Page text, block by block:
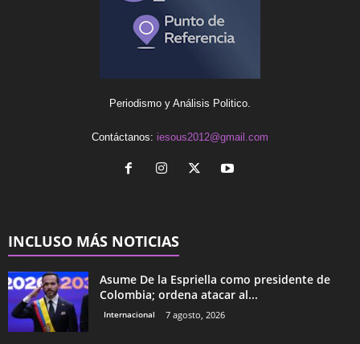
Periodismo y Análisis Politico.
Contáctanos: iesous2012@gmail.com
INCLUSO MÁS NOTICIAS
Asume De la Espriella como presidente de
Colombia; ordena atacar al...
Internacional 7 agosto, 2026